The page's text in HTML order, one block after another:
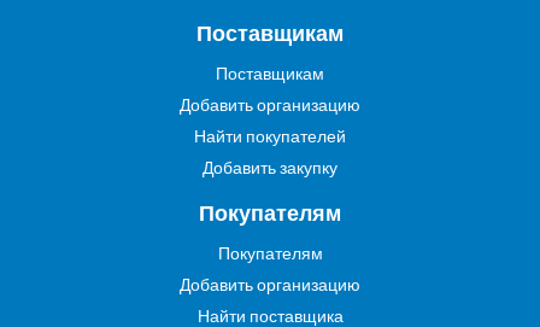
Поставщикам
Поставщикам
Добавить организацию
Найти покупателей
Добавить закупку
Покупателям
Покупателям
Добавить организацию
Найти поставщика